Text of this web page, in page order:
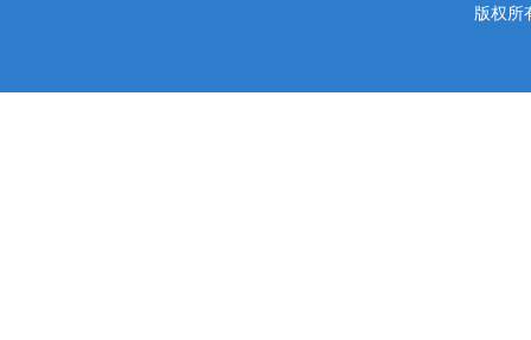
版权